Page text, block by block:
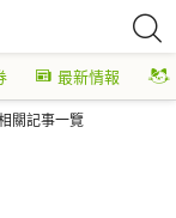
最新情報
關記事一覽